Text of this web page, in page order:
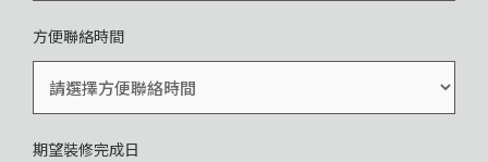
方便聯絡時間
期望裝修完成日